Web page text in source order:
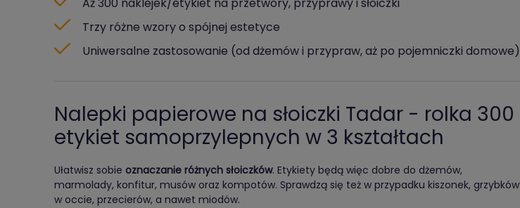
Aż 300 naklejek/etykiet na przetwory, przyprawy i słoiczki
Trzy różne wzory o spójnej estetyce
Uniwersalne zastosowanie (od dżemów i przypraw, aż po pojemniczki domowe)
Nalepki papierowe na słoiczki Tadar - rolka 300
etykiet samoprzylepnych w 3 kształtach
Ułatwisz sobie oznaczanie różnych słoiczków. Etykiety będą więc dobre do dżemów,
marmolady, konfitur, musów oraz kompotów. Sprawdzą się też w przypadku kiszonek, grzybków
w occie, przecierów, a nawet miodów.